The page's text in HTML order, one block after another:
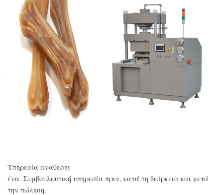
Υπηρεσία ανάθεσης
ένα. Συμβουλευτική υπηρεσία πριν, κατά τη διάρκεια και μετά
την πώληση.